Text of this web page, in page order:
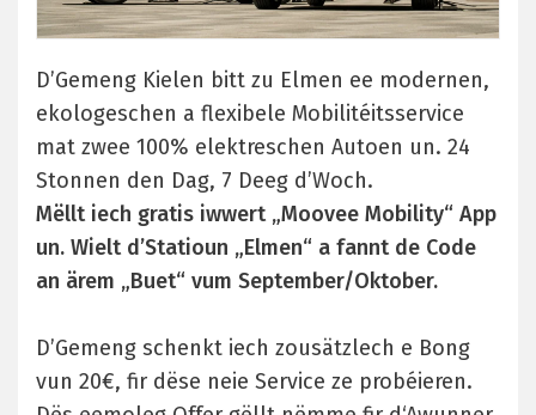
D’Gemeng Kielen bitt zu Elmen ee modernen,
ekologeschen a flexibele Mobilitéitsservice
mat zwee 100% elektreschen Autoen un. 24
Stonnen den Dag, 7 Deeg d’Woch.
Mëllt iech gratis iwwert „Moovee Mobility“ App
un. Wielt d’Statioun „Elmen“ a fannt de Code
an ärem „Buet“ vum September/Oktober.
D’Gemeng schenkt iech zousätzlech e Bong
vun 20€, fir dëse neie Service ze probéieren.